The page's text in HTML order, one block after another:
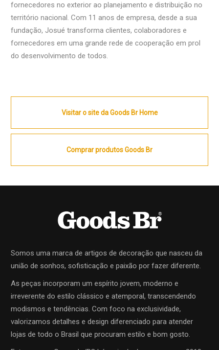
fornecedores no exterior ao planejamento e distribuição no
território nacional. Com 11 anos de empresa, desde a sua
fundação, Josué transforma clientes, colaboradores e
fornecedores em uma grande rede de cooperação em prol
do desenvolvimento de todos.
Visitar o site da Goods Br Home
Comprar produtos Goods Br
Somos uma marca de artigos de decoração que nasceu da
união de sonhos, sofisticação e paixão por fazer diferente.
As peças incorporam um espírito jovem, moderno e
irreverente do estilo clássico e atemporal, transcendendo
modismos e tendências. Com foco na exclusividade,
valorizamos detalhes e design diferenciado para atender
lojas de todo o Brasil que procuram estilo e bom gosto.